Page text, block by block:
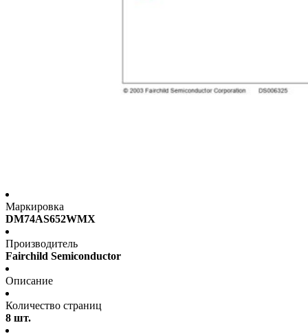
Маркировка
DM74AS652WMX
Производитель
Fairchild Semiconductor
Описание
Количество страниц
8 шт.